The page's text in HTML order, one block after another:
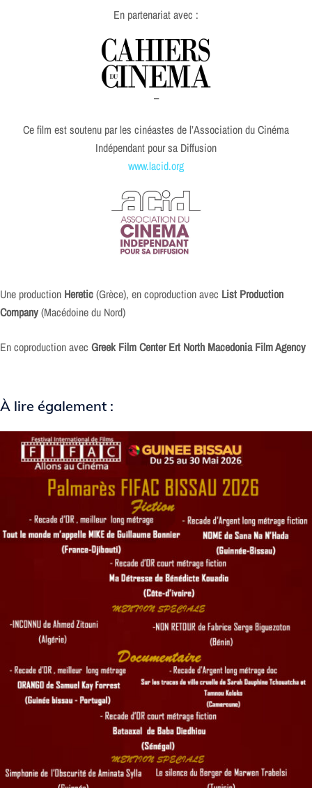
En partenariat avec :
–
Ce film est soutenu par les cinéastes de l’Association du Cinéma
Indépendant pour sa Diffusion
www.lacid.org
Une production Heretic(Grèce), en coproduction avec List Production
Company(Macédoine du Nord)
En coproduction avec Greek Film Center Ert North Macedonia Film Agency
À lire également :